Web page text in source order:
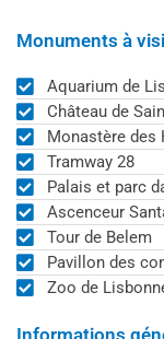
Monuments à
Aquarium de
Château de
Monastère des
Tramway 28
Palais et parc
Ascenceur
Tour de Belem
Pavillon des
Zoo de
Informations